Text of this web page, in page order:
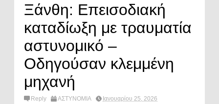
Ξάνθη: Επεισοδιακή
καταδίωξη με τραυματία
αστυνομικό –
Οδηγούσαν κλεμμένη
μηχανή
Reply ΑΣΤΥΝΟΜΙΑ Ιανουαρίου 25, 2026